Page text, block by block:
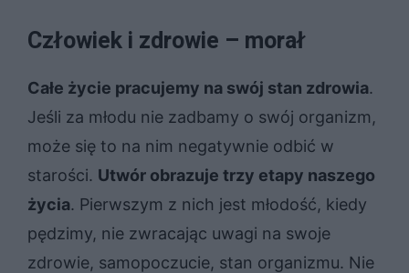
Człowiek i zdrowie – morał
Całe życie pracujemy na swój stan zdrowia.
Jeśli za młodu nie zadbamy o swój organizm,
może się to na nim negatywnie odbić w
starości. Utwór obrazuje trzy etapy naszego
życia. Pierwszym z nich jest młodość, kiedy
pędzimy, nie zwracając uwagi na swoje
zdrowie, samopoczucie, stan organizmu. Nie